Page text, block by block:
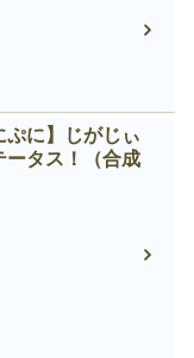
ぷに】じがじぃ
ータス！（合成